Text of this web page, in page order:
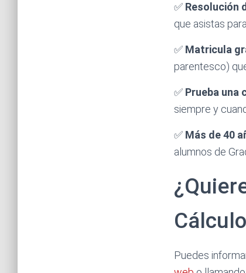
✅ Resolución
que asistas
✅ Matricula
parentesco)
✅ Prueba una
siempre y
✅ Más de 40
alumnos de
Puedes